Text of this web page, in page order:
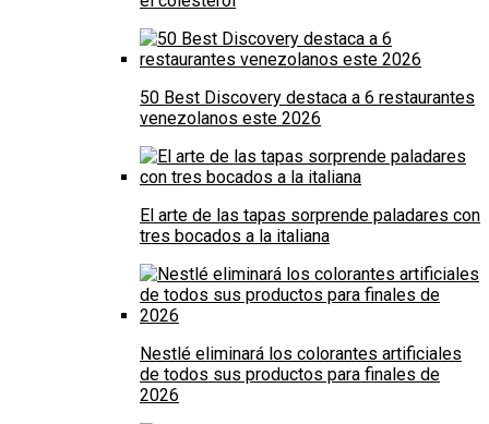
50 Best Discovery destaca a 6 restaurantes
venezolanos este 2026
El arte de las tapas sorprende paladares con
tres bocados a la italiana
Nestlé eliminará los colorantes artificiales
de todos sus productos para finales de
2026